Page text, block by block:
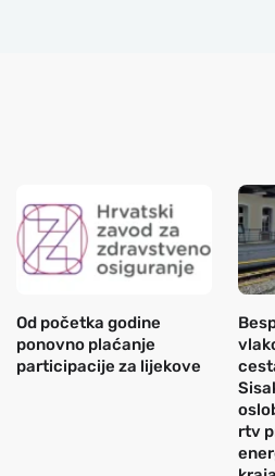
Od početka godine
ponovno plaćanje
participacije za lijekove
rtv